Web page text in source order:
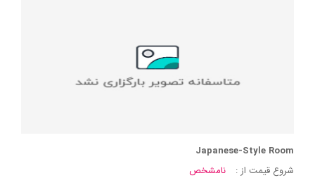
Japanese-Style Room
شروع قیمت از :
نامشخص